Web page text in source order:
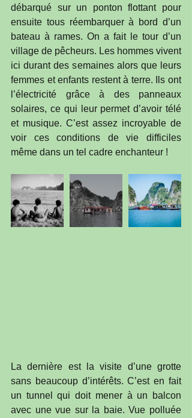
débarqué sur un ponton flottant pour
ensuite tous réembarquer à bord d’un
bateau à rames. On a fait le tour d’un
village de pêcheurs. Les hommes vivent
ici durant des semaines alors que leurs
femmes et enfants restent à terre. Ils ont
l’électricité grâce à des panneaux
solaires, ce qui leur permet d’avoir télé
et musique. C’est assez incroyable de
voir ces conditions de vie difficiles
même dans un tel cadre enchanteur !
La dernière est la visite d’une grotte
sans beaucoup d’intérêts. C’est en fait
un tunnel qui doit mener à un balcon
avec une vue sur la baie. Vue polluée